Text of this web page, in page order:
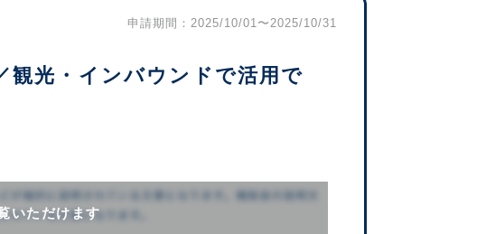
申請期間：2025/10/01〜2025/10/31
観光・インバウンドで活用で
いただけます